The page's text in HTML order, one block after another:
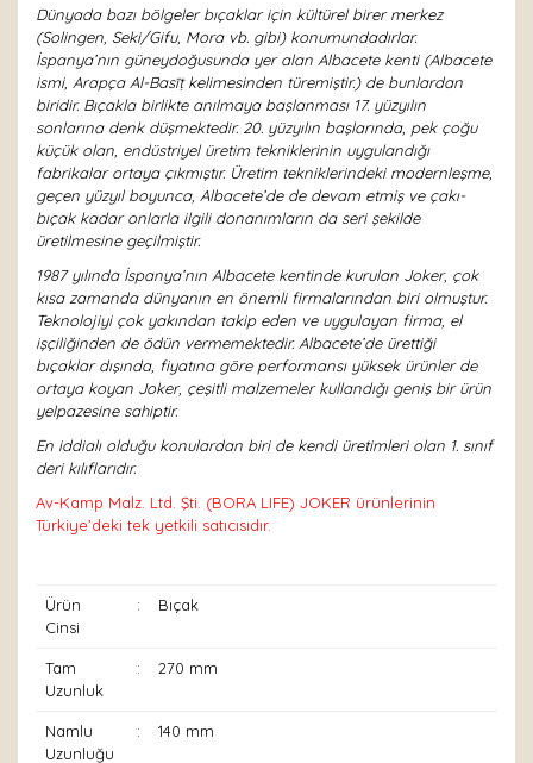
Dünyada bazı bölgeler bıçaklar için kültürel birer merkez
(Solingen, Seki/Gifu, Mora vb. gibi) konumundadırlar.
İspanya’nın güneydoğusunda yer alan Albacete kenti (Albacete
ismi, Arapça Al-Basīṭ kelimesinden türemiştir.) de bunlardan
biridir. Bıçakla birlikte anılmaya başlanması 17. yüzyılın
sonlarına denk düşmektedir. 20. yüzyılın başlarında, pek çoğu
küçük olan, endüstriyel üretim tekniklerinin uygulandığı
fabrikalar ortaya çıkmıştır. Üretim tekniklerindeki modernleşme,
geçen yüzyıl boyunca, Albacete’de de devam etmiş ve çakı-
bıçak kadar onlarla ilgili donanımların da seri şekilde
üretilmesine geçilmiştir.
1987 yılında İspanya’nın Albacete kentinde kurulan Joker, çok
kısa zamanda dünyanın en önemli firmalarından biri olmuştur.
Teknolojiyi çok yakından takip eden ve uygulayan firma, el
işçiliğinden de ödün vermemektedir. Albacete’de ürettiği
bıçaklar dışında, fiyatına göre performansı yüksek ürünler de
ortaya koyan Joker, çeşitli malzemeler kullandığı geniş bir ürün
yelpazesine sahiptir.
En iddialı olduğu konulardan biri de kendi üretimleri olan 1. sınıf
deri kılıflarıdır.
Av-Kamp Malz. Ltd. Şti. (BORA LIFE) JOKER ürünlerinin
Türkiye’deki tek yetkili satıcısıdır.
Ürün
Cinsi
: Bıçak
Tam
Uzunluk
: 270 mm
Namlu
Uzunluğu
: 140 mm